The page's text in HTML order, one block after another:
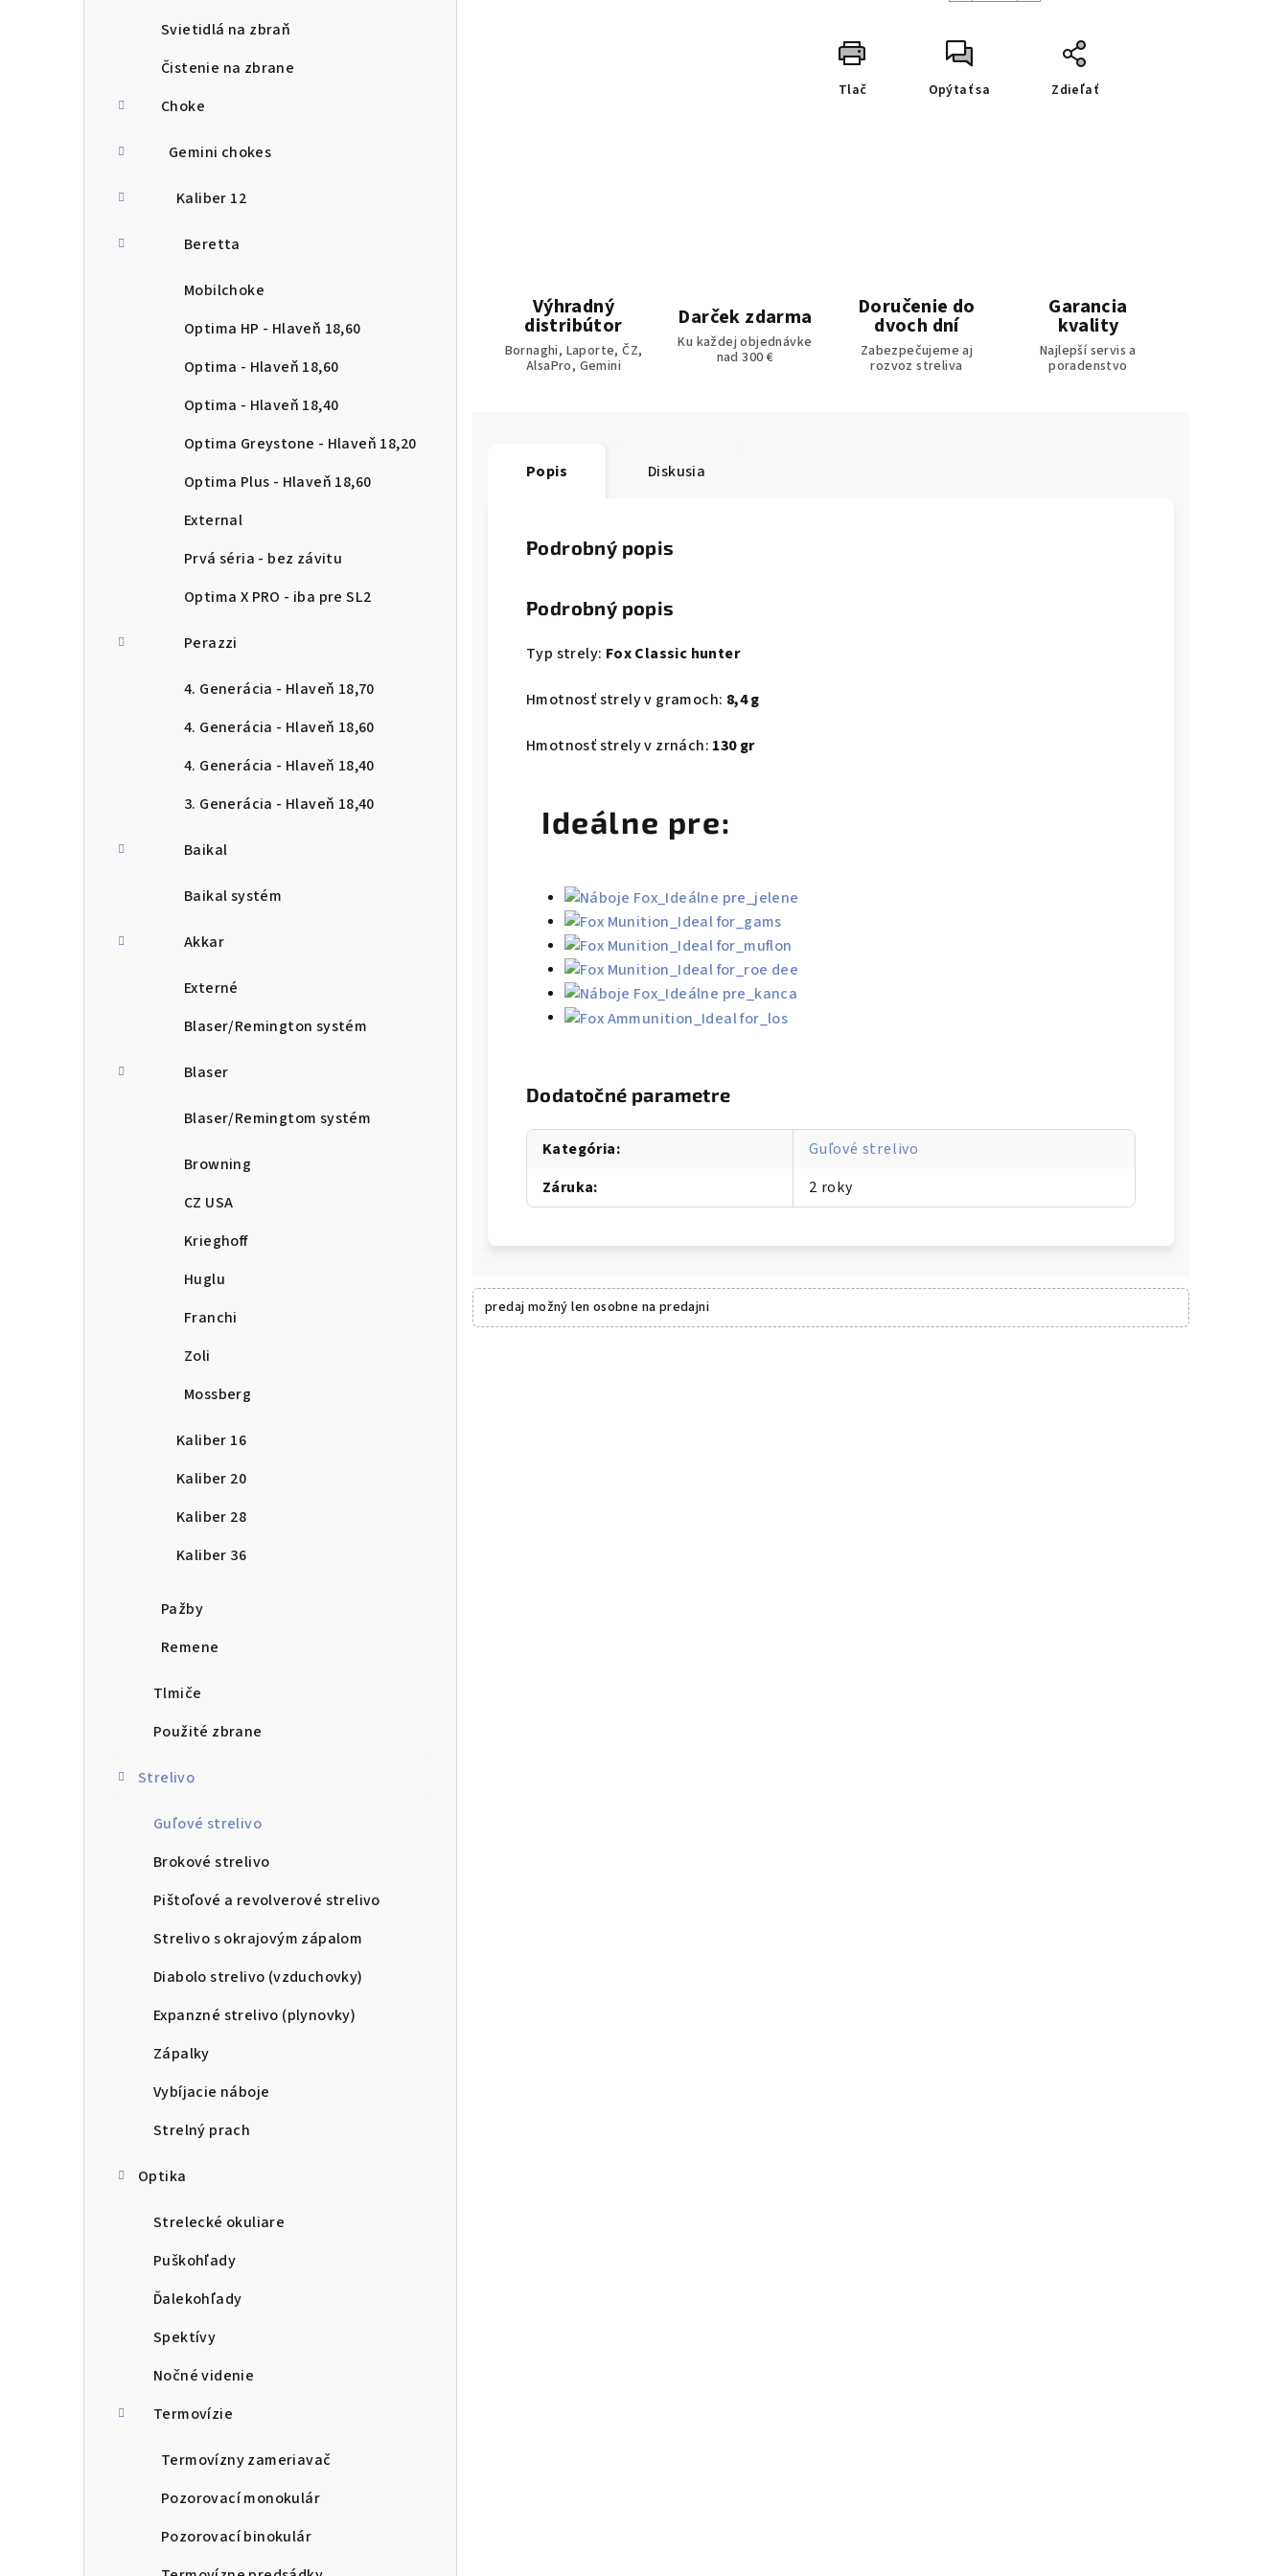
Svietidlá na zbraň
Čistenie na zbrane
Choke
Gemini chokes
Kaliber 12
Beretta
Mobilchoke
Optima HP - Hlaveň 18,60
Optima - Hlaveň 18,60
Optima - Hlaveň 18,40
Optima Greystone - Hlaveň 18,20
Optima Plus - Hlaveň 18,60
External
Prvá séria - bez závitu
Optima X PRO - iba pre SL2
Perazzi
4. Generácia - Hlaveň 18,70
4. Generácia - Hlaveň 18,60
4. Generácia - Hlaveň 18,40
3. Generácia - Hlaveň 18,40
Baikal
Baikal systém
Akkar
Externé
Blaser/Remington systém
Blaser
Blaser/Remingtom systém
Browning
CZ USA
Krieghoff
Huglu
Franchi
Zoli
Mossberg
Kaliber 16
Kaliber 20
Kaliber 28
Kaliber 36
Pažby
Remene
Tlmiče
Použité zbrane
Strelivo
Guľové strelivo
Brokové strelivo
Pištoľové a revolverové strelivo
Strelivo s okrajovým zápalom
Diabolo strelivo (vzduchovky)
Expanzné strelivo (plynovky)
Zápalky
Vybíjacie náboje
Strelný prach
Optika
Strelecké okuliare
Puškohľady
Ďalekohľady
Spektívy
Nočné videnie
Termovízie
Termovízny zameriavač
Pozorovací monokulár
Pozorovací binokulár
Tlač Opýtať sa Zdieľať
Výhradný
distribútor
Bornaghi, Laporte, ČZ,
AlsaPro, Gemini
Darček zdarma
Ku každej objednávke
nad 300 €
Doručenie do
dvoch dní
Zabezpečujeme aj
rozvoz streliva
Garancia
kvality
Najlepší servis a
poradenstvo
Popis Diskusia
Podrobný popis
Podrobný popis
Typ strely: Fox Classic hunter
Hmotnosť strely v gramoch: 8,4 g
Hmotnosť strely v zrnách: 130 gr
Ideálne pre:
Dodatočné parametre
Kategória:
Guľové strelivo
Záruka: 2 roky
predaj možný len osobne na predajni